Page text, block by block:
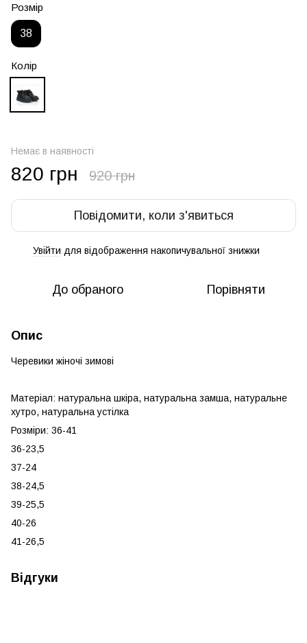
Розмір
38
Колір
Немає в наявності
820 грн 920 грн
Повідомити, коли з'явиться
Увійти для відображення накопичувальної знижки
До обраного Порівняти
Опис
Черевики жіночі зимові
Матеріал: натуральна шкіра, натуральна замша, натуральне
хутро, натуральна устілка
Розміри: 36-41
36-23,5
37-24
38-24,5
39-25,5
40-26
41-26,5
Відгуки